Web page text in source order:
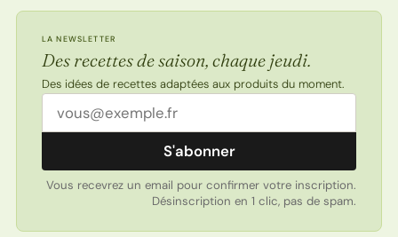
LA NEWSLETTER
Des recettes de saison, chaque jeudi.
Des idées de recettes adaptées aux produits du moment.
Adresse email
S'abonner
Vous recevrez un email pour confirmer votre inscription.
Désinscription en 1 clic, pas de spam.